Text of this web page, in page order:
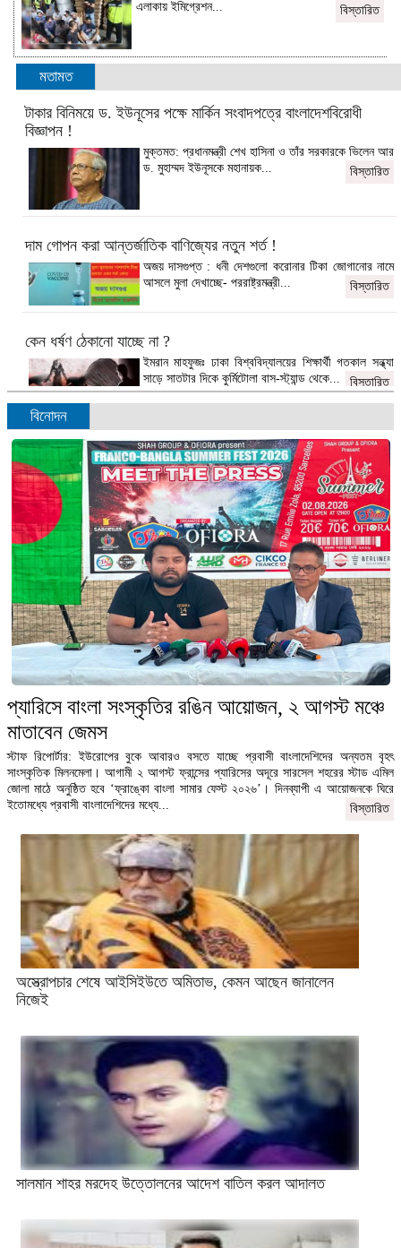
এলাকায় ইমিগ্রেশন... বিস্তারিত
মতামত
টাকার বিনিময়ে ড. ইউনূসের পক্ষে মার্কিন সংবাদপত্রে বাংলাদেশবিরোধী
বিজ্ঞাপন !
মুক্তমত: প্রধানমন্ত্রী শেখ হাসিনা ও তাঁর সরকারকে ভিলেন আর
ড. মুহাম্মদ ইউনূসকে মহানায়ক...
বিস্তারিত
দাম গোপন করা আন্তর্জাতিক বাণিজ্যের নতুন শর্ত !
অজয় দাসগুপ্ত : ধনী দেশগুলো করোনার টিকা জোগানোর নামে
আসলে মুলা দেখাচ্ছে- পররাষ্ট্রমন্ত্রী...
বিস্তারিত
কেন ধর্ষণ ঠেকানো যাচ্ছে না ?
ইমরান মাহফুজঃ ঢাকা বিশ্ববিদ্যালয়ের শিক্ষার্থী গতকাল সন্ধ্যা
সাড়ে সাতটার দিকে কুর্মিটোলা বাস-স্ট্যান্ড থেকে...
বিস্তারিত
মায়ের কাছে থেকে সন্তান চিনছে অক্ষর, শিখছে ভাষা
ডেস্ক রিপোর্টঃ শিশুর অর্থবোধক অস্পষ্ট বাক প্রয়াসের মতো কি
একটা শব্দ হয়ে বেরিয়ে...
বিস্তারিত
ফলাফল প্রত্যাখ্যান করলেও বিএনপি ধ্বংসাত্মক কোনো কর্মসূচি দেয়নি:
সোহরাব হাসান
ডেক্স রিপোর্টঃ নির্বাচনের পর বিএনপি ফলাফল প্রত্যাখ্যান
করলেও কোনো ধ্বংসাত্মক কর্মসূচি নেয়নি বলে...
বিস্তারিত
বিনোদন
প্যারিসে বাংলা সংস্কৃতির রঙিন আয়োজন, ২ আগস্ট মঞ্চে
মাতাবেন জেমস
স্টাফ রিপোর্টার: ইউরোপের বুকে আবারও বসতে যাচ্ছে প্রবাসী বাংলাদেশিদের অন্যতম বৃহৎ
সাংস্কৃতিক মিলনমেলা। আগামী ২ আগস্ট ফ্রান্সের প্যারিসের অদূরে সারসেল শহরের স্টাড এমিল
জোলা মাঠে অনুষ্ঠিত হবে ‘ফ্রাঙ্কো বাংলা সামার ফেস্ট ২০২৬’। দিনব্যাপী এ আয়োজনকে ঘিরে
ইতোমধ্যে প্রবাসী বাংলাদেশিদের মধ্যে...
বিস্তারিত
অস্ত্রোপচার শেষে আইসিইউতে অমিতাভ, কেমন আছেন জানালেন
নিজেই
সালমান শাহর মরদেহ উত্তোলনের আদেশ বাতিল করল আদালত